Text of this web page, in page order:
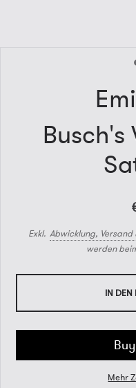
Busch's
Exkl.Abwicklung, Versand
werden
IN DEN
Mehr